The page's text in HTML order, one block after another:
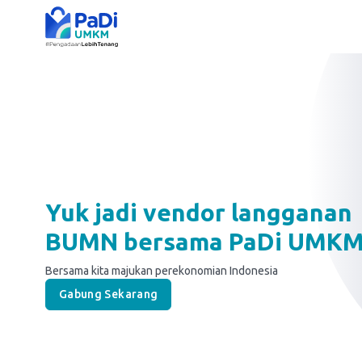
Yuk jadi vendor langganan
BUMN bersama PaDi
Bersama kita majukan perekonomian Indonesia
Gabung Sekarang